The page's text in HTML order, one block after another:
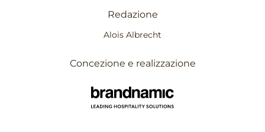
Redazione
Alois Albrecht
Concezione e realizzazione